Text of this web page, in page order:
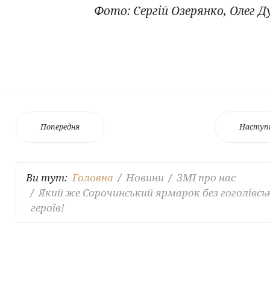
Фото: Сергій Озерянко, Олег
Попередня
Ви тут:Головна Новини
ЗМІ про нас
Який же Сорочинський ярмарок без
героїв!